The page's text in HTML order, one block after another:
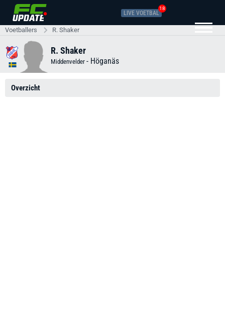
LIVE VOETBAL
18
Voetballers R. Shaker
R. Shaker
Middenvelder - Höganäs
Overzicht